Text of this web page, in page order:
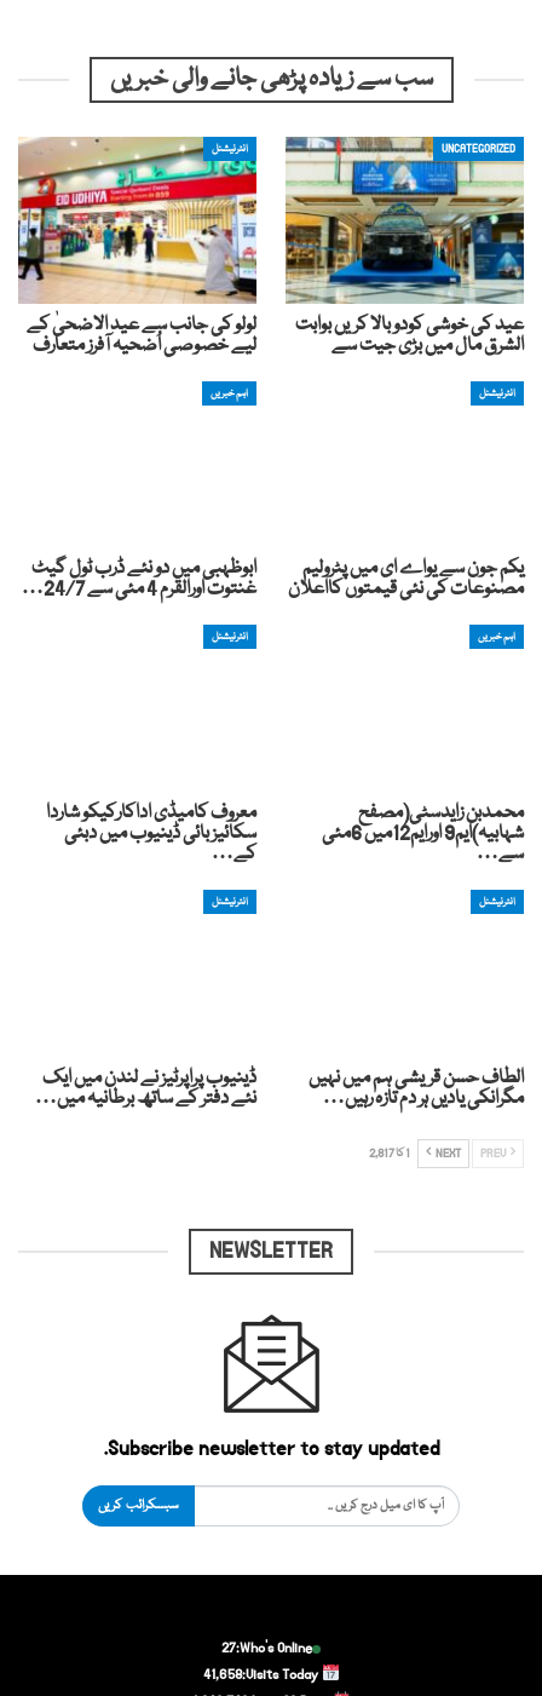
سب سے زیادہ پڑھی جانے والی خبریں
UNCATEGORIZED
عید کی خوشی کودوبالا کریں بوابت
الشرق مال میں بڑی جیت سے
انٹرنیشنل
لولو کی جانب سے عید الاضحیٰ کے
لیے خصوصی اُضحیہ آفرز متعارف
انٹرنیشنل
یکم جون سے یواے ای میں پٹرولیم
مصنوعات کی نئی قیمتوں کااعلان
اہم خبریں
ابوظہبی میں دو نئے ڈرب ٹول گیٹ
غنتوت اورالقرم 4 مئی سے 24/7…
اہم خبریں
محمدبن زایدسٹی(مصفح
شہابیہ)ایم9 اورایم12میں 6مئی
سے…
انٹرنیشنل
معروف کامیڈی اداکارکیکو شاردا
سکائیز بائی ڈینیوب میں دبئی
کے…
انٹرنیشنل
الطاف حسن قریشی ہم میں نہیں
مگرانکی یادیں ہر دم تازہ رہیں…
انٹرنیشنل
ڈینیوب پراپرٹیز نے لندن میں ایک
نئے دفتر کے ساتھ برطانیہ میں…
NEXT 1 کا 2,817
NEWSLETTER
Subscribe newsletter to stay updated.
سبسکرائب کریں
Who's Online:
27
Visits Today:
41,658